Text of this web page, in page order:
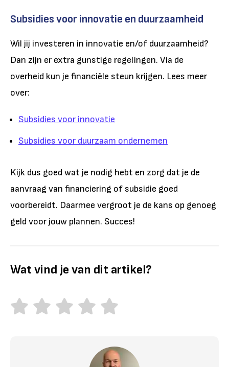
Subsidies voor innovatie en duurzaamheid
Wil jij investeren in innovatie en/of duurzaamheid?
Dan zijn er extra gunstige regelingen. Via de
overheid kun je financiële steun krijgen. Lees meer
over:
Subsidies voor innovatie
Subsidies voor duurzaam ondernemen
Kijk dus goed wat je nodig hebt en zorg dat je de
aanvraag van financiering of subsidie goed
voorbereidt. Daarmee vergroot je de kans op genoeg
geld voor jouw plannen. Succes!
Wat vind je van dit artikel?